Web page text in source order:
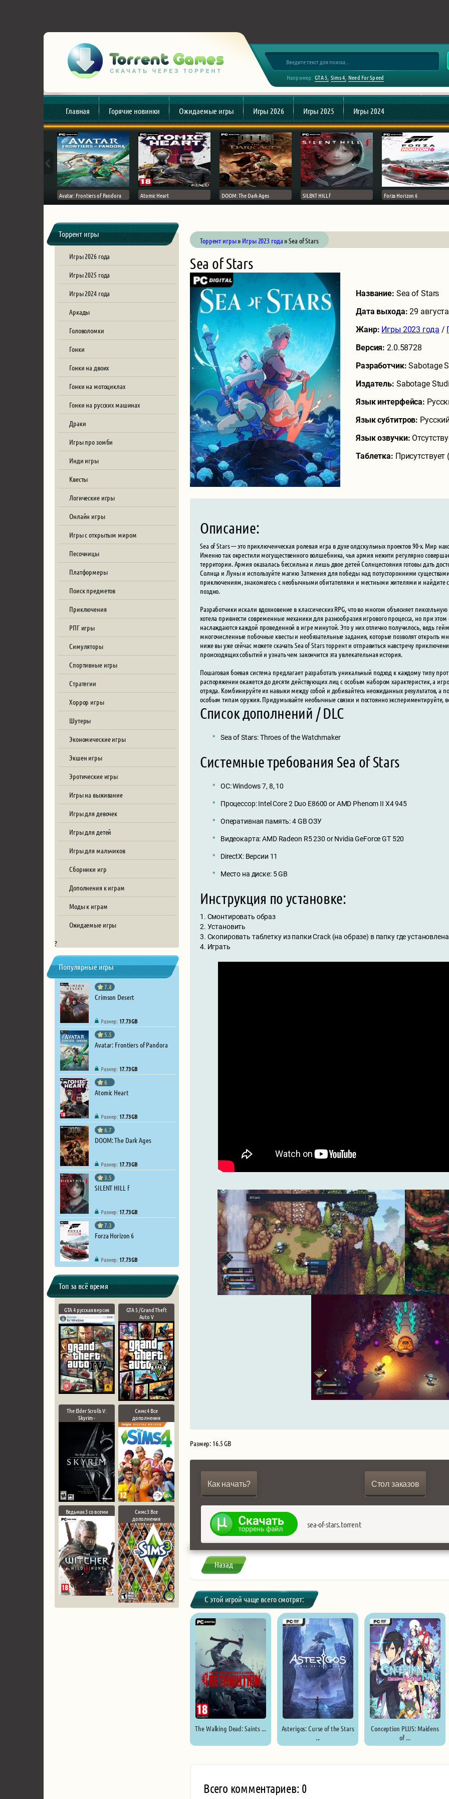
Например: GTA 5 Sims 4 Need For Speed
Главная Горячие новинки Ожидаемые игры Игры 2026 Игры 2025 Игры 2024
Avatar: Frontiers of Pandora Atomic Heart DOOM: The Dark Ages SILENT HILL f Forza Horizon 6
Торрент игры
Игры 2026 года
Игры 2025 года
Игры 2024 года
Аркады
Головоломки
Гонки
Гонки на двоих
Гонки на мотоциклах
Гонки на русских машинах
Драки
Игры про зомби
Инди игры
Квесты
Логические игры
Онлайн игры
Игры с открытым миром
Песочницы
Платформеры
Поиск предметов
Приключения
РПГ игры
Симуляторы
Спортивные игры
Стратегии
Хоррор игры
Шутеры
Экономические игры
Экшен игры
Эротические игры
Игры на выживание
Игры для девочек
Игры для детей
Игры для мальчиков
Сборники игр
Дополнения к играм
Моды к играм
Ожидаемые игры
?
Популярные игры
7.4
Crimson Desert
Размер: 17.73 GB
5.5
Avatar: Frontiers of Pandora
Размер: 17.73 GB
6
Atomic Heart
Размер: 17.73 GB
6.7
DOOM: The Dark Ages
Размер: 17.73 GB
3.5
SILENT HILL f
Размер: 17.73 GB
7.3
Forza Horizon 6
Размер: 17.73 GB
Топ за всё время
GTA 4 русская версия
GTA 5 / Grand Theft
Auto V
The Elder Scrolls V:
Skyrim -
Симс 4 Все
дополнения
Ведьмак 3 со всеми
Симс 3 Все
дополнения
Торрент игры» Игры 2023 года» Sea of Stars
Sea of Stars
Название: Sea of Stars
Дата выхода:29
Жанр: Игры 2023 года /
Версия:2.0.58728
Разработчик:Sabotage
Издатель: Sabotage
Язык интерфейса:
Язык субтитров:
Язык озвучки:
Таблетка: Присутствует
Описание:
Sea of Stars — это приключенческая ролевая игра в духе олдскульных проектов 90-х. Мир
Именно так окрестили могущественного волшебника, чья армия нежити регулярно
территории. Армия оказалась бессильна и лишь двое детей Солнцестояния готовы дать
Солнца и Луны и используйте магию Затмения для победы над потусторонними
приключениям, знакомьтесь с необычными обитателями и местными жителями и найдите
поздно.
Разработчики искали вдохновение в классических RPG, что во многом объясняет
хотела привнести современные механики для разнообразия игрового процесса, но при
наслаждаются каждой проведенной в игре минутой. Это у них отлично получилось, ведь
многочисленные побочные квесты и необязательные задания, которые позволят открыть
ниже вы уже сейчас можете скачать Sea of Stars торрент и отправиться навстречу
происходящих событий и узнать чем закончится эта увлекательная история.
Пошаговая боевая система предлагает разработать уникальный подход к каждому типу
распоряжении окажется до десяти действующих лиц с особым набором характеристик, а
отряда. Комбинируйте их навыки между собой и добивайтесь неожиданных результатов, а
особым типам оружия. Придумывайте необычные связки и постоянно экспериментируйте,
Список дополнений / DLC
Sea of Stars: Throes of the Watchmaker
Системные требования Sea of Stars
ОС: Windows 7, 8, 10
Процессор: Intel Core 2 Duo E8600 or AMD Phenom II X4 945
Оперативная память: 4 GB ОЗУ
Видеокарта: AMD Radeon R5 230 or Nvidia GeForce GT 520
DirectX: Версии 11
Место на диске: 5 GB
Инструкция по установке:
1. Смонтировать образ
2. Установить
3. Скопировать таблетку из папки Crack (на образе) в папку где
4. Играть
Размер: 16.5 GB
Как начать? Стол заказов
sea-of-stars.torrent
Назад
С этой игрой чаще всего смотрят:
The Walking Dead: Saints ...
Asterigos: Curse of the Stars
...
Conception PLUS: Maidens
of ...
Всего комментариев: 0